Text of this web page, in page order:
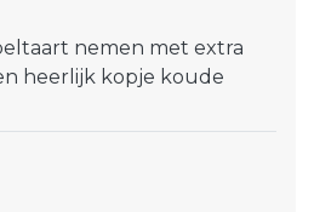
nemen met extra
heerlijk kopje koude